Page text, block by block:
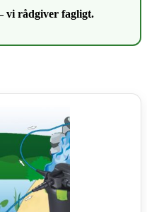
vi rådgiver fagligt.